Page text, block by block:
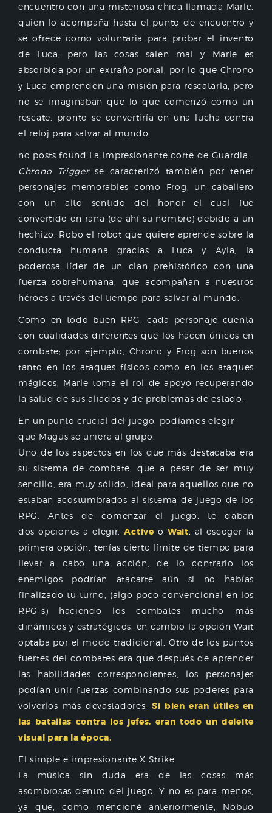
encuentro con una misteriosa chica llamada Marle,
quien lo acompaña hasta el punto de encuentro y
se ofrece como voluntaria para probar el invento
de Luca, pero las cosas salen mal y Marle es
absorbida por un extraño portal, por lo que Chrono
y Luca emprenden una misión para rescatarla, pero
no se imaginaban que lo que comenzó como un
rescate, pronto se convertiría en una lucha contra
el reloj para salvar al mundo.
no posts found La impresionante corte de Guardia.
Chrono Triggerse caracterizó también por tener
personajes memorables como Frog, un caballero
con un alto sentido del honor el cual fue
convertido en rana (de ahí su nombre) debido a un
hechizo, Robo el robot que quiere aprende sobre la
conducta humana gracias a Luca y Ayla, la
poderosa líder de un clan prehistórico con una
fuerza sobrehumana, que acompañan a nuestros
héroes a través del tiempo para salvar al mundo.
Como en todo buen RPG, cada personaje cuenta
con cualidades diferentes que los hacen únicos en
combate; por ejemplo, Chrono y Frog son buenos
tanto en los ataques físicos como en los ataques
mágicos, Marle toma el rol de apoyo recuperando
la salud de sus aliados y de problemas de estado.
En un punto crucial del juego, podíamos elegir
que Magus se uniera al grupo.
Uno de los aspectos en los que más destacaba era
su sistema de combate, que a pesar de ser muy
sencillo, era muy sólido, ideal para aquellos que no
estaban acostumbrados al sistema de juego de los
RPG. Antes de comenzar el juego, te daban
dos opciones a elegir:Active o Wait; al escoger la
primera opción, tenías cierto límite de tiempo para
llevar a cabo una acción, de lo contrario los
enemigos podrían atacarte aún si no habías
finalizado tu turno, (algo poco convencional en los
RPG´s) haciendo los combates mucho más
dinámicos y estratégicos, en cambio la opción Wait
optaba por el modo tradicional. Otro de los puntos
fuertes del combates era que después de aprender
las habilidades correspondientes, los personajes
podían unir fuerzas combinando sus poderes para
volverlos más devastadores.Si bien eran útiles en
las batallas contra los jefes, eran todo un deleite
visual para la época.
El simple e impresionante X Strike
La música sin duda era de las cosas más
asombrosas dentro del juego. Y no es para menos,
ya que, como mencioné anteriormente, Nobuo